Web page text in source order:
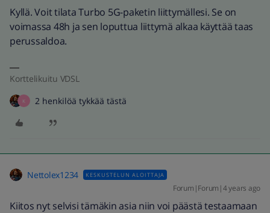
Kyllä. Voit tilata Turbo 5G-paketin liittymällesi. Se on
voimassa 48h ja sen loputtua liittymä alkaa käyttää taas
perussaldoa.
Korttelikuitu VDSL
K 2 henkilöä tykkää tästä
Nettolex1234 KESKUSTELUN ALOITTAJA
Forum|Forum|4 years ago
Kiitos nyt selvisi tämäkin asia niin voi päästä testaamaan